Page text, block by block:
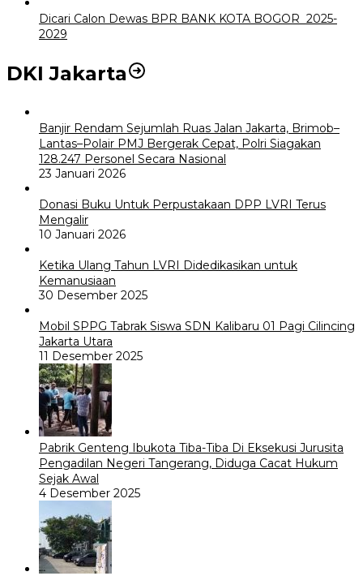
Dicari Calon Dewas BPR BANK KOTA BOGOR 2025-
2029
DKI Jakarta
Banjir Rendam Sejumlah Ruas Jalan Jakarta, Brimob–
Lantas–Polair PMJ Bergerak Cepat, Polri Siagakan
128.247 Personel Secara Nasional
23 Januari 2026
Donasi Buku Untuk Perpustakaan DPP LVRI Terus
Mengalir
10 Januari 2026
Ketika Ulang Tahun LVRI Didedikasikan untuk
Kemanusiaan
30 Desember 2025
Mobil SPPG Tabrak Siswa SDN Kalibaru 01 Pagi Cilincing
Jakarta Utara
11 Desember 2025
Pabrik Genteng Ibukota Tiba-Tiba Di Eksekusi Jurusita
Pengadilan Negeri Tangerang, Diduga Cacat Hukum
Sejak Awal
4 Desember 2025